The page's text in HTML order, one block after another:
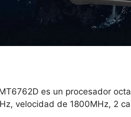
es un procesador
velocidad de 1800MHz, 2